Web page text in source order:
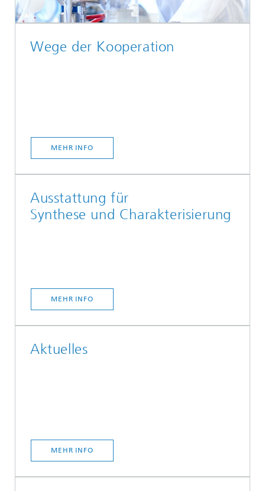
Wege der Kooperation
MEHR INFO
Ausstattung für
Synthese und Charakterisierung
MEHR INFO
Aktuelles
MEHR INFO